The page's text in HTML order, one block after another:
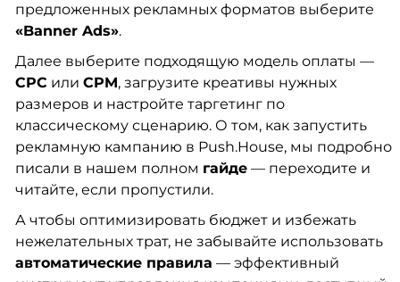
предложенных рекламных форматов выберите
«Banner Ads».
Далее выберите подходящую модель оплаты —
CPC или CPM, загрузите креативы нужных
размеров и настройте таргетинг по
классическому сценарию. О том, как запустить
рекламную кампанию в Push.House, мы подробно
писали в нашем полном гайде— переходите и
читайте, если пропустили.
А чтобы оптимизировать бюджет и избежать
нежелательных трат, не забывайте использовать
автоматические правила — эффективный